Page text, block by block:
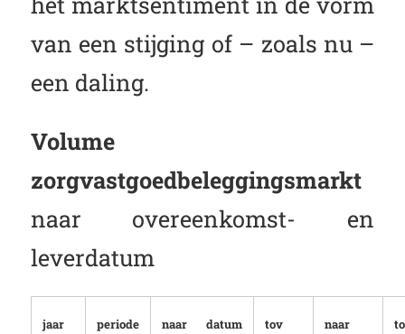
van een stijging of – zoals nu –
een daling.
Volume
zorgvastgoedbeleggingsmarkt
naar overeenkomst- en
leverdatum
jaar periode naar datum tov naar